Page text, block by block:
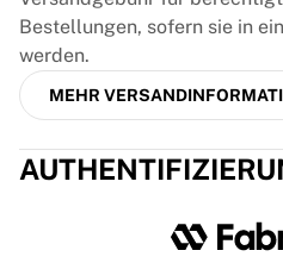
Bestellungen, sofern sie in
werden.
MEHR